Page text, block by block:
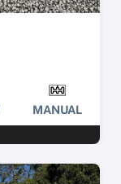
MANUAL